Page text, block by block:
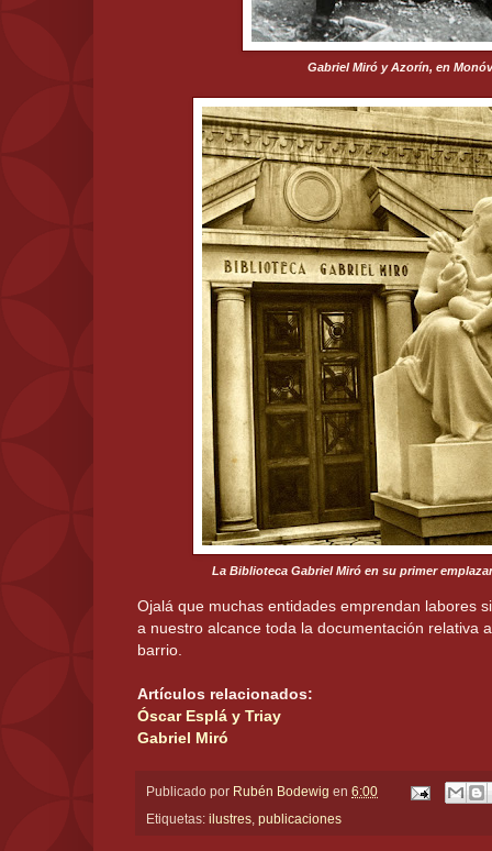
Gabriel Miró y Azorín, en
La Biblioteca Gabriel Miró en su primer
Ojalá que muchas entidades emprendan labores
a nuestro alcance toda la documentación relativa
barrio.
Artículos relacionados:
Óscar Esplá y Triay
Gabriel Miró
Publicado por Rubén Bodewig en 6:00
Etiquetas: ilustres, publicaciones